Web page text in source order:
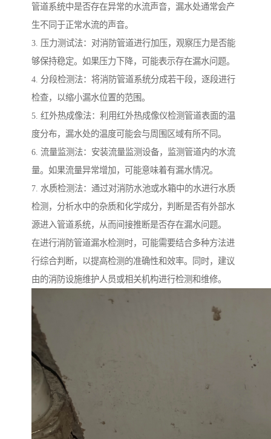
管道系统中是否存在异常的水流声音，漏水处通常会产
生不同于正常水流的声音。
3. 压力测试法：对消防管道进行加压，观察压力是否能
够保持稳定。如果压力下降，可能表示存在漏水问题。
4. 分段检测法：将消防管道系统分成若干段，逐段进行
检查，以缩小漏水位置的范围。
5. 红外热成像法：利用红外热成像仪检测管道表面的温
度分布，漏水处的温度可能会与周围区域有所不同。
6. 流量监测法：安装流量监测设备，监测管道内的水流
量。如果流量异常增加，可能意味着有漏水情况。
7. 水质检测法：通过对消防水池或水箱中的水进行水质
检测，分析水中的杂质和化学成分，判断是否有外部水
源进入管道系统，从而间接推断是否存在漏水问题。
在进行消防管道漏水检测时，可能需要结合多种方法进
行综合判断，以提高检测的准确性和效率。同时，建议
由的消防设施维护人员或相关机构进行检测和维修。